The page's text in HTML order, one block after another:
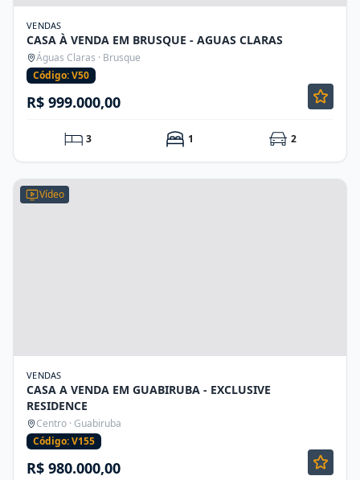
VENDAS
CASA À VENDA EM BRUSQUE - AGUAS CLARAS
Águas Claras · Brusque
Código: V50
R$ 999.000,00
3 1 2
Vídeo
VENDAS
CASA A VENDA EM GUABIRUBA - EXCLUSIVE
RESIDENCE
Centro · Guabiruba
Código: V155
R$ 980.000,00